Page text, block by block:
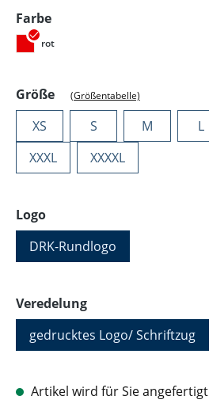
Farbeauswählen
rot
Größeauswählen
(Größentabelle)
XS S M L
XXXL
XXXXL
Logoauswählen
DRK-Rundlogo
Veredelungauswählen
gedrucktes Logo/ Schriftzug
Artikel wird für Sie angefertigt